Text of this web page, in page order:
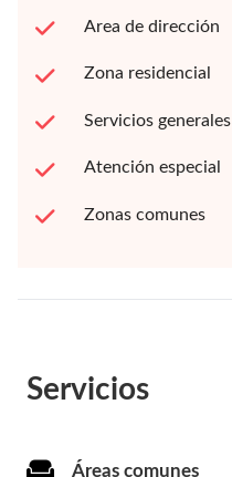
Area de dirección
Zona residencial
Servicios generales
Atención especial
Zonas comunes
Servicios
Áreas comunes